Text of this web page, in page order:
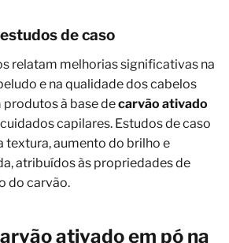
de caso
relatam melhorias significativas na
e na qualidade dos cabelos
à base decarvão ativado
capilares. Estudos de caso
textura, aumento do brilho e
atribuídos às propriedades de
do carvão.
ativado em pó na